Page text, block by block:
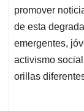
promover
de esta
emergentes,
activismo
orillas